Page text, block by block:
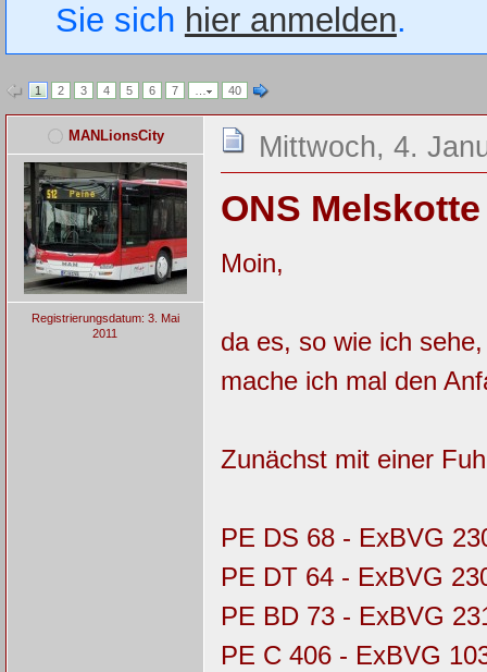
Sie sich hier anmelden.
1 2 3 4 5 6 7 … 40
MANLionsCity
Registrierungsdatum: 3. Mai
2011
Mittwoch, 4.
ONS
Moin,
da es, so wie ich
mache ich mal den
Zunächst mit einer
PE DS 68 - ExBVG
PE DT 64 - ExBVG
PE BD 73 - ExBVG
PE C 406 - ExBVG